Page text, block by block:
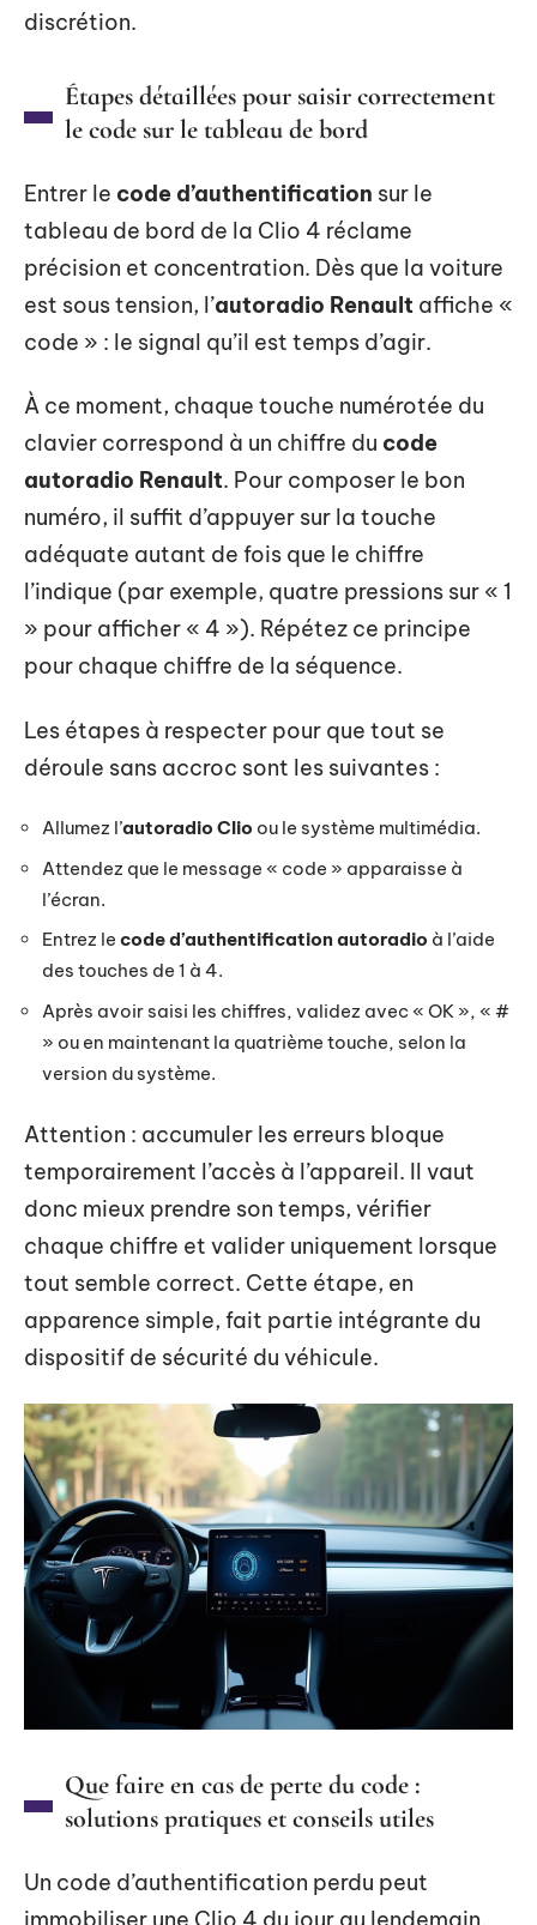
discrétion.
Étapes détaillées pour saisir correctement
le code sur le tableau de bord
Entrer le code d’authentification sur le
tableau de bord de la Clio 4 réclame
précision et concentration. Dès que la voiture
est sous tension, l’autoradio Renault affiche «
code » : le signal qu’il est temps d’agir.
À ce moment, chaque touche numérotée du
clavier correspond à un chiffre du code
autoradio Renault. Pour composer le bon
numéro, il suffit d’appuyer sur la touche
adéquate autant de fois que le chiffre
l’indique (par exemple, quatre pressions sur « 1
» pour afficher « 4 »). Répétez ce principe
pour chaque chiffre de la séquence.
Les étapes à respecter pour que tout se
déroule sans accroc sont les suivantes :
Allumez l’autoradio Clio ou le système multimédia.
Attendez que le message « code » apparaisse à
l’écran.
Entrez le code d’authentification autoradio à l’aide
des touches de 1 à 4.
Après avoir saisi les chiffres, validez avec « OK », « #
» ou en maintenant la quatrième touche, selon la
version du système.
Attention : accumuler les erreurs bloque
temporairement l’accès à l’appareil. Il vaut
donc mieux prendre son temps, vérifier
chaque chiffre et valider uniquement lorsque
tout semble correct. Cette étape, en
apparence simple, fait partie intégrante du
dispositif de sécurité du véhicule.
Que faire en cas de perte du code :
solutions pratiques et conseils utiles
Un code d’authentification perdu peut
immobiliser une Clio 4 du jour au lendemain.